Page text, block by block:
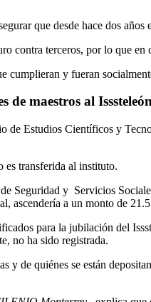
que desde hace dos
contra terceros, por lo que
cumplieran y fueran
de maestros al
de Estudios Científicos y
es transferida al instituto.
Seguridad y Servicios
ascendería a un monto de
para la jubilación del
no ha sido registrada.
y de quiénes se están